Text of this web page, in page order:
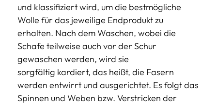
und klassifiziert wird, um die bestmögliche
Wolle für das jeweilige Endprodukt zu
erhalten. Nach dem Waschen, wobei die
Schafe teilweise auch vor der Schur
gewaschen werden, wird sie
sorgfältig kardiert, das heißt, die Fasern
werden entwirrt und ausgerichtet. Es folgt das
Spinnen und Weben bzw. Verstricken der